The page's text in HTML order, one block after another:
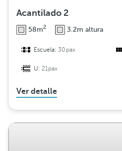
Acantilado 2
58m2 3.2m altura
Escuela:30pax
U:21pax
Ver detalle